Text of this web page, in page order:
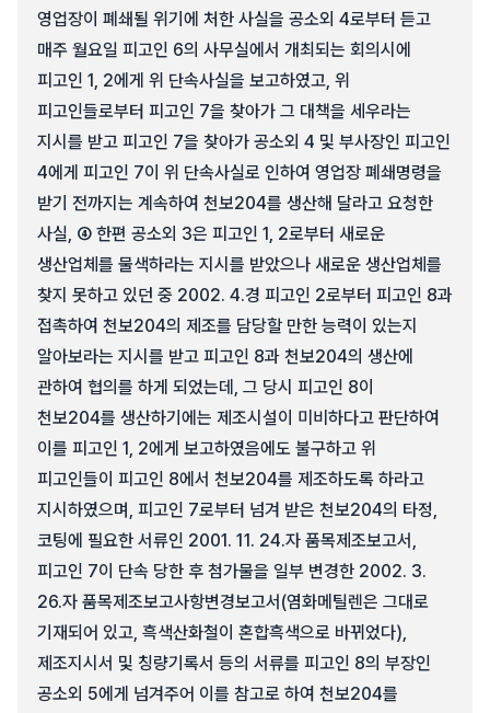
영업장이 폐쇄될 위기에 처한 사실을 공소외 4로부터 듣고
매주 월요일 피고인 6의 사무실에서 개최되는 회의시에
피고인 1, 2에게 위 단속사실을 보고하였고, 위
피고인들로부터 피고인 7을 찾아가 그 대책을 세우라는
지시를 받고 피고인 7을 찾아가 공소외 4 및 부사장인 피고인
4에게 피고인 7이 위 단속사실로 인하여 영업장 폐쇄명령을
받기 전까지는 계속하여 천보204를 생산해 달라고 요청한
사실, ④ 한편 공소외 3은 피고인 1, 2로부터 새로운
생산업체를 물색하라는 지시를 받았으나 새로운 생산업체를
찾지 못하고 있던 중 2002. 4.경 피고인 2로부터 피고인 8과
접촉하여 천보204의 제조를 담당할 만한 능력이 있는지
알아보라는 지시를 받고 피고인 8과 천보204의 생산에
관하여 협의를 하게 되었는데, 그 당시 피고인 8이
천보204를 생산하기에는 제조시설이 미비하다고 판단하여
이를 피고인 1, 2에게 보고하였음에도 불구하고 위
피고인들이 피고인 8에서 천보204를 제조하도록 하라고
지시하였으며, 피고인 7로부터 넘겨 받은 천보204의 타정,
코팅에 필요한 서류인 2001. 11. 24.자 품목제조보고서,
피고인 7이 단속 당한 후 첨가물을 일부 변경한 2002. 3.
26.자 품목제조보고사항변경보고서(염화메틸렌은 그대로
기재되어 있고, 흑색산화철이 혼합흑색으로 바뀌었다),
제조지시서 및 칭량기록서 등의 서류를 피고인 8의 부장인
공소외 5에게 넘겨주어 이를 참고로 하여 천보204를